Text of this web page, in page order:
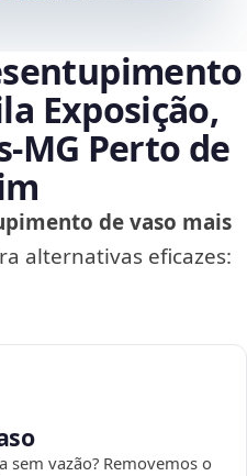
Exposição,
Perto de
de vaso mais
alternativas eficazes:
vazão? Removemos o